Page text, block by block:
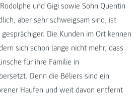
und Gigi sowie Sohn Quentin
aber sehr schweigsam sind, ist
Die Kunden im Ort kennen
sich schon lange nicht mehr, dass
für ihre Familie in
Denn die Béliers sind ein
Haufen und weit davon entfernt